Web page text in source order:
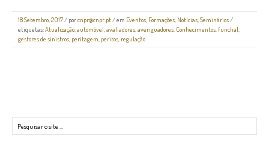
18 Setembro, 2017/ porcnpr@cnpr.pt/ em Eventos, Formações, Notícias,Seminários/
etiquetas:Atualização,automóvel,avaliadores,averiguadores, Conhecimentos, funchal,
gestores de sinistros, peritagem, peritos, regulação